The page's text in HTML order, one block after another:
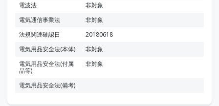
電波法
非対象
電気通信事業法
非対象
法規関連確認日
20180618
電気用品安全法(本体)
非対象
電気用品安全法(付属
品等)
非対象
電気用品安全法(備考)